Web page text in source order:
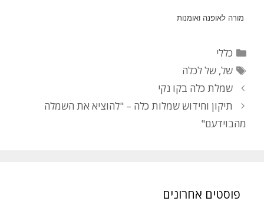
מורה לאופנה ואומנות
קטגוריות
כללי
תגיות
של,של לכלה
ניווט
פוסטים
שמלת כלה בקו נקי
תיקון וחידוש שמלות כלה – "להוציא את השמלה
מהבוידעם"
פוסטים אחרונים